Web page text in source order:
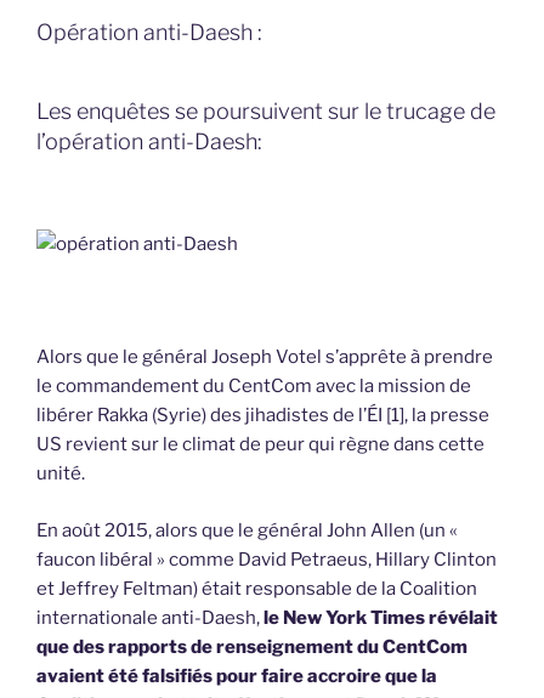
Opération anti-Daesh :
Les enquêtes se poursuivent sur le trucage de
l’opération anti-Daesh:
Alors que le général Joseph Votel s’apprête à prendre
le commandement du CentCom avec la mission de
libérer Rakka (Syrie) des jihadistes de l’ÉI [1], la presse
US revient sur le climat de peur qui règne dans cette
unité.
En août 2015, alors que le général John Allen (un «
faucon libéral » comme David Petraeus, Hillary Clinton
et Jeffrey Feltman) était responsable de la Coalition
internationale anti-Daesh,le New York Times révélait
que des rapports de renseignement du CentCom
avaient été falsifiés pour faire accroire que la